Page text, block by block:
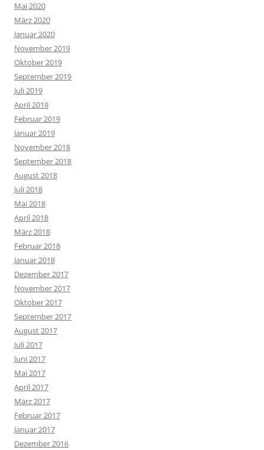
Mai 2020
März 2020
Januar 2020
November 2019
Oktober 2019
September 2019
Juli 2019
April 2019
Februar 2019
Januar 2019
November 2018
September 2018
August 2018
Juli 2018
Mai 2018
April 2018
März 2018
Februar 2018
Januar 2018
Dezember 2017
November 2017
Oktober 2017
September 2017
August 2017
Juli 2017
Juni 2017
Mai 2017
April 2017
März 2017
Februar 2017
Januar 2017
Dezember 2016